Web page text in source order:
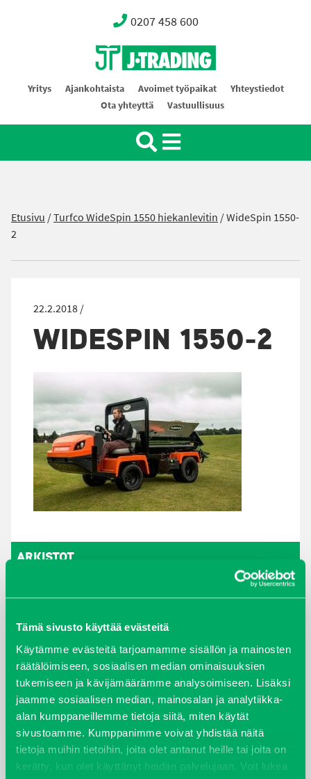
Tämä sivusto käyttää evästeitä
Käytämme evästeitä tarjoamamme sisällön ja mainosten
räätälöimiseen, sosiaalisen median ominaisuuksien
tukemiseen ja kävijämäärämme analysoimiseen. Lisäksi
jaamme sosiaalisen median, mainosalan ja analytiikka-
alan kumppaneillemme tietoja siitä, miten käytät
sivustoamme. Kumppanimme voivat yhdistää näitä
tietoja muihin tietoihin, joita olet antanut heille tai joita on
kerätty, kun olet käyttänyt heidän palvelujaan. Voit lukea
0207 458 600
Oy J-Trading Ab
Yritys Ajankohtaista Avoimet työpaikat
Yhteystiedot
Ota yhteyttä
Vastuullisuus
Etusivu /Turfco WideSpin 1550 hiekanlevitin /WideSpin 1550-
2
22.2.2018 /
WIDESPIN 1550-2
ARKISTOT
elokuu 2024
syyskuu 2023
joulukuu 2022
huhtikuu 2022
helmikuu 2022